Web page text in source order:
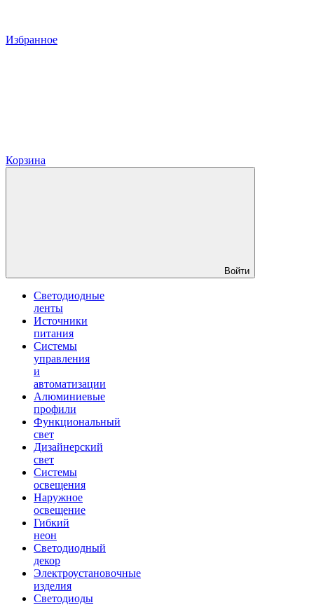
Избранное
Корзина
Войти
Светодиодные
ленты
Источники
питания
Системы
управления
и
автоматизации
Алюминиевые
профили
Функциональный
свет
Дизайнерский
свет
Системы
освещения
Наружное
освещение
Гибкий
неон
Светодиодный
декор
Электроустановочные
изделия
Светодиоды